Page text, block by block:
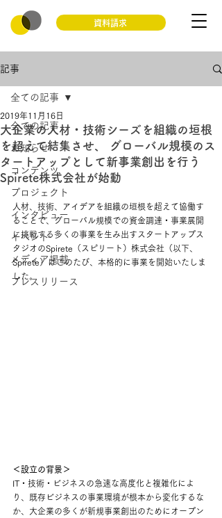
資料請求
記事
全ての記事
お知らせ
コンテンツ
プロジェクト
インタビュー
イベント
メディア掲載
プレスリリース
全ての記事
大企業の人材・技術シーズを組織の垣根
を超えて結集させ、 グローバル規模のス
タートアップとして新事業創出を行う
Spirete株式会社が始動
2019年11月16日
人材、技術、アイデアを組織の垣根を超えて協働す
ることで、グローバル規模での資金調達・事業展開
に挑戦する多くの事業を生み出すスタートアップス
タジオのSpirete（スピリート）株式会社（以下、
Spirete）はこのたび、本格的に事業を開始いたしま
した。
＜設立の背景＞
IT・技術・ビジネスの急速な高度化と複雑化によ
り、既存ビジネスの事業環境が根本から変化するな
か、大企業の多くが新規事業創出のためにオープン